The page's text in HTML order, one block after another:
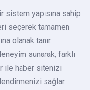
sistem yapısına sahip
seçerek tamamen
olanak tanır.
sunarak, farklı
ile haber sitenizi
sağlar.